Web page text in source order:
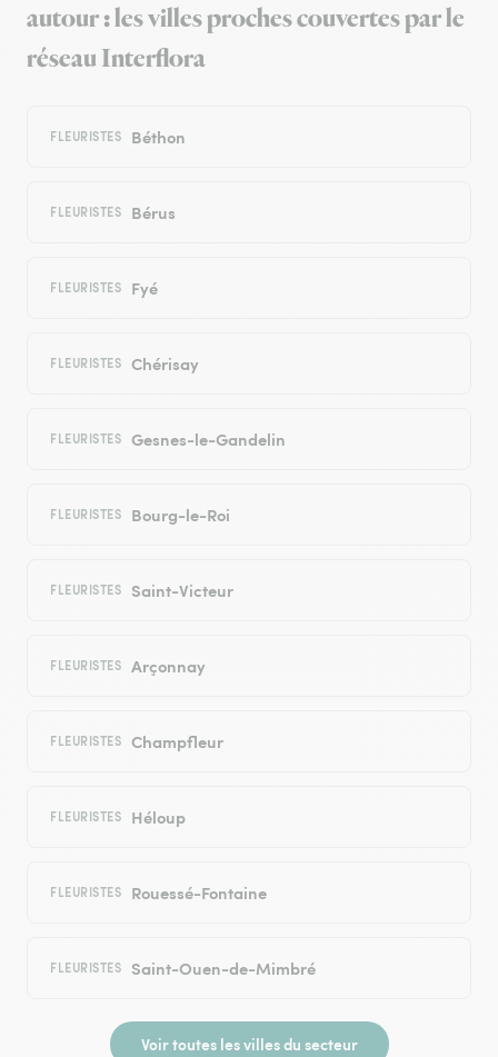
autour : les villes proches couvertes par le
réseau Interflora
FLEURISTES Béthon
FLEURISTES Bérus
FLEURISTES Fyé
FLEURISTES Chérisay
FLEURISTES Gesnes-le-Gandelin
FLEURISTES Bourg-le-Roi
FLEURISTES Saint-Victeur
FLEURISTES Arçonnay
FLEURISTES Champfleur
FLEURISTES Héloup
FLEURISTES Rouessé-Fontaine
FLEURISTES Saint-Ouen-de-Mimbré
Voir toutes les villes du secteur